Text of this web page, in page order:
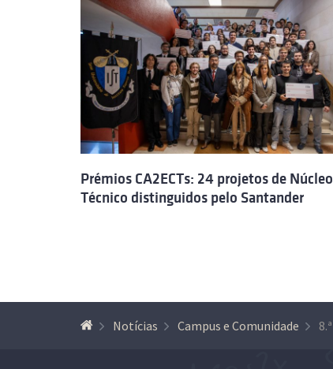
Prémios CA2ECTs: 24 projetos de
Técnico distinguidos pelo Santander
Notícias Campus e Comunidade